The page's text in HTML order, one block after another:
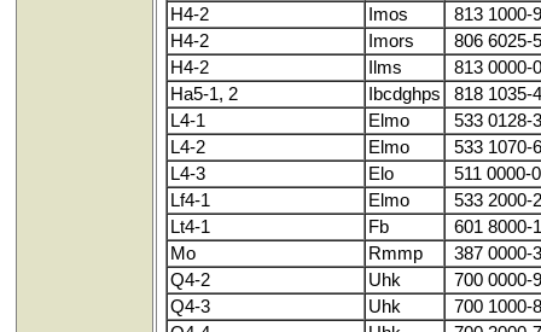
H4-2
Imos
813 1000-9
H4-2
Imors
806 6025-5
H4-2
Ilms
813 0000-0
Ha5-1, 2
Ibcdghps
818 1035-4
L4-1
Elmo
533 0128-3
L4-2
Elmo
533 1070-6
L4-3
Elo
511 0000-0
Lf4-1
Elmo
533 2000-2
Lt4-1
Fb
601 8000-1
Mo
Rmmp
387 0000-3
Q4-2
Uhk
700 0000-9
Q4-3
Uhk
700 1000-8